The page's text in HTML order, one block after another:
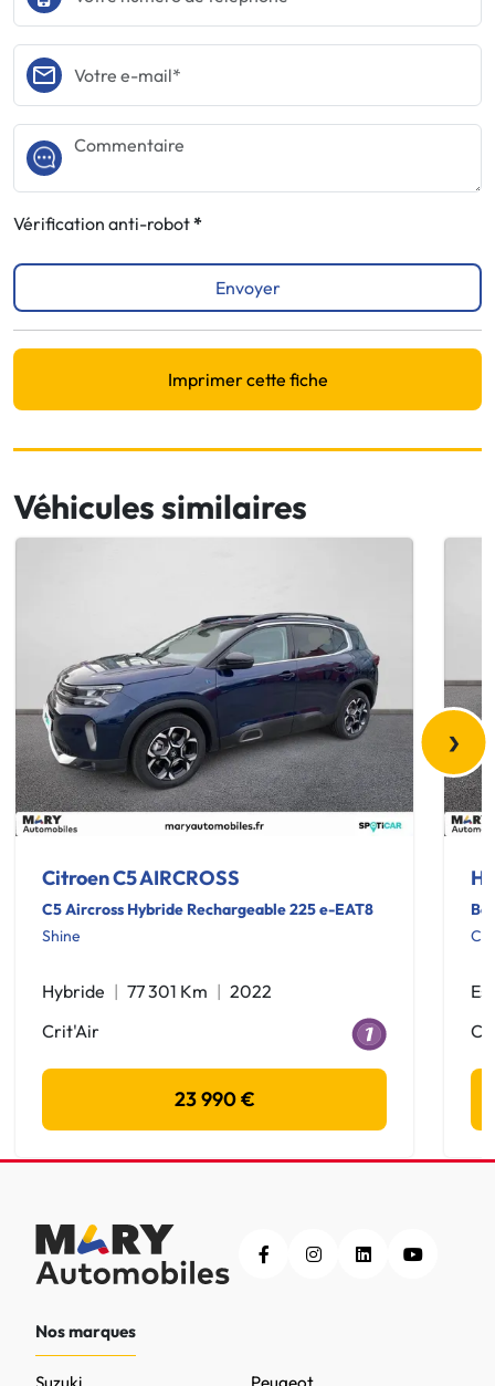
Vérification anti-robot
Envoyer
Imprimer cette fiche
Véhicules similaires
Citroen C5 AIRCROSS
C5 Aircross Hybride Rechargeable 225 e-EAT8
Shine
Hybride 77 301 Km
2022
Crit'Air
23 990 €
›
Nos marques